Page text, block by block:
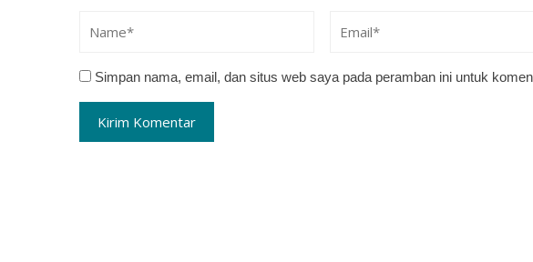
Simpan nama, email, dan situs web saya pada peramban ini untuk